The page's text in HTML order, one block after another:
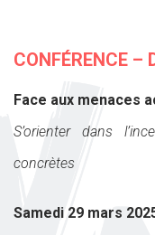
CONFÉRENCE –
Face aux menaces
S’orienter dans
concrètes
Samedi 29 mars